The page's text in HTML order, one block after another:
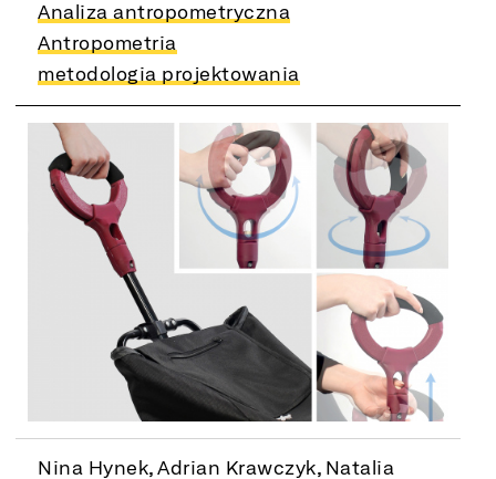
Analiza antropometryczna
Antropometria
metodologia projektowania
Nina Hynek, Adrian Krawczyk, Natalia